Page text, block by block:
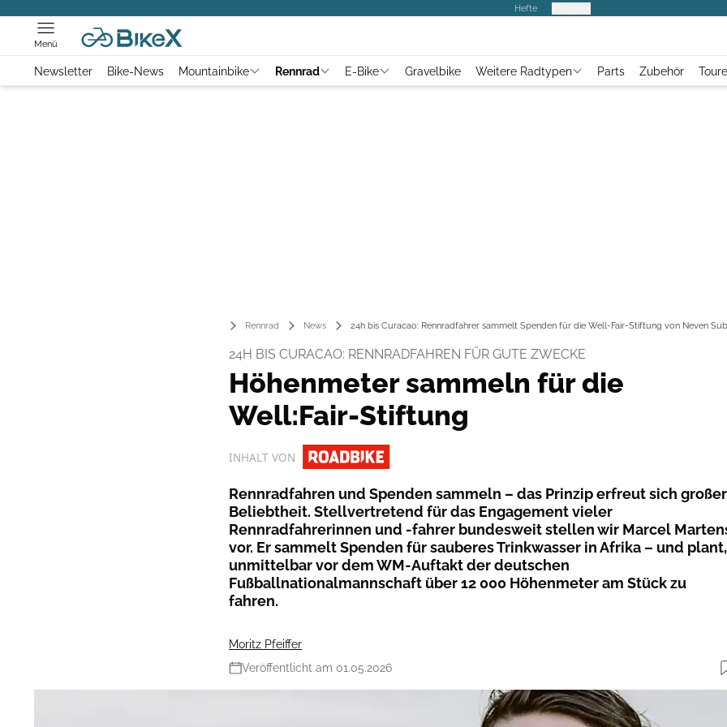
Hefte
Menü
Newsletter Bike-News Mountainbike Rennrad E-Bike Gravelbike Weitere Radtypen Parts Zubehör
Rennrad News 24h bis Curacao: Rennradfahrer sammelt Spenden für die Well-Fair-Stiftung von Neven
24H BIS CURACAO: RENNRADFAHREN FÜR GUTE ZWECKE
Höhenmeter sammeln für die
Well:Fair-Stiftung
INHALT VON
Rennradfahren und Spenden sammeln – das Prinzip erfreut sich großer
Beliebtheit. Stellvertretend für das Engagement vieler
Rennradfahrerinnen und -fahrer bundesweit stellen wir Marcel
vor. Er sammelt Spenden für sauberes Trinkwasser in Afrika – und plant,
unmittelbar vor dem WM-Auftakt der deutschen
Fußballnationalmannschaft über 12 000 Höhenmeter am Stück zu
fahren.
Moritz Pfeiffer
Veröffentlicht am 01.05.2026